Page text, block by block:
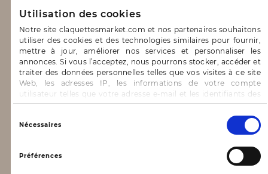
Utilisation des cookies
Notre site claquettesmarket.com et nos partenaires souhaitons
utiliser des cookies et des technologies similaires pour fournir,
mettre à jour, améliorer nos services et personnaliser les
annonces. Si vous l’acceptez, nous pourrons stocker, accéder et
traiter des données personnelles telles que vos visites à ce site
Web, les adresses IP, les informations de votre compte
utilisateur telles que votre adresse e-mail et les identifiants des
cookies.
Vous avez le choix d’« Accepter » pour consentir à ces
utilisations, de « Refuser » pour vous y opposer ou
de sélectionner vos préférences concernant chaque catégorie
de cookie en cliquant sur « Valider la sélection » pour valider vos
options. Vous pouvez à tout moment modifier vos préférences
Nécessaires
Préférences
Notre concept
Blog
CONTACT & AIDE
FAQ
INFORMATIONS
Mentions légales